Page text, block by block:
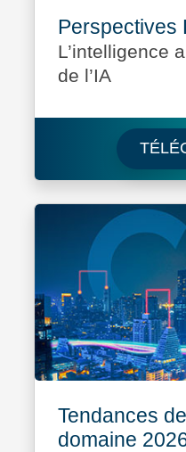
Perspectives
L’intelligence
de l’IA
Tendances
domaine